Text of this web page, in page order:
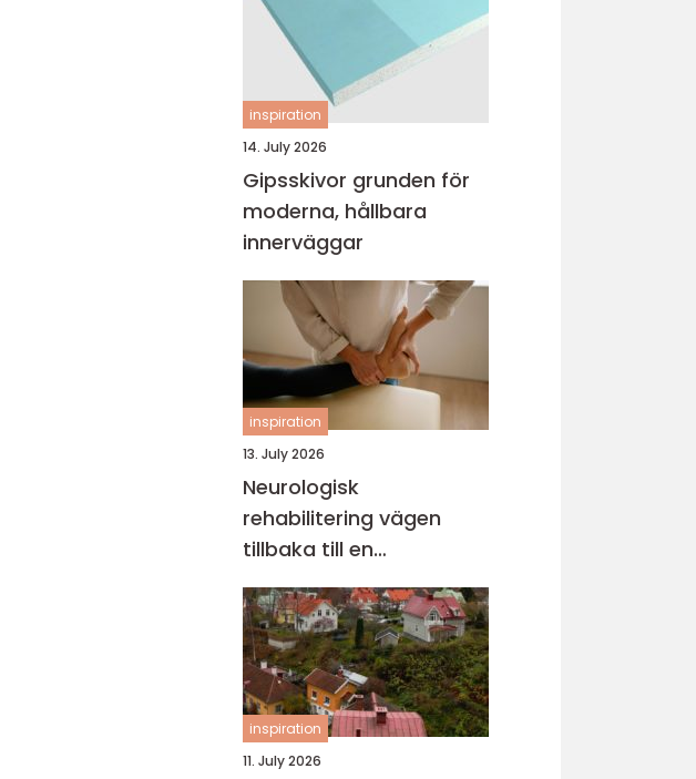
inspiration
14. July 2026
Gipsskivor grunden för
moderna, hållbara
innerväggar
inspiration
13. July 2026
Neurologisk
rehabilitering vägen
tillbaka till en
fungerande vardag
inspiration
11. July 2026